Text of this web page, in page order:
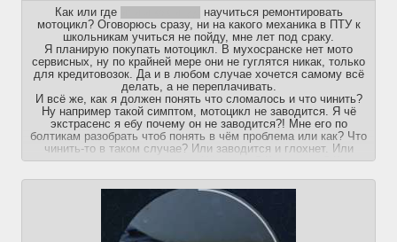
Как или где
научиться ремонтировать
мотоцикл? Оговорюсь сразу, ни на какого механика в ПТУ к
школьникам учиться не пойду, мне лет под сраку.
Я планирую покупать мотоцикл. В мухосранске нет мото
сервисных, ну по крайней мере они не гуглятся никак, только
для кредитовозок. Да и в любом случае хочется самому всё
делать, а не переплачивать.
И всё же, как я должен понять что сломалось и что чинить?
Ну например такой симптом, мотоцикл не заводится. Я чё
экстрасенс я ебу почему он не заводится?! Мне его по
болтикам разобрать чтоб понять в чём проблема или как? Что
чинить-то в таком случае? Или заводится и глохнет. Или
передачи плохо переключает. Чё чинить? Как чинить? Как я
Почему спрашиваю, да потому что на YouTube попадались
видео с ремонтом мотоциклов, где владелец себе мозги ебёт
и рассуждает что не так, что заменить нужно, детали какие-то,
шестеренки, ещё чё-то, заменяет делать, а мотоцикл как не